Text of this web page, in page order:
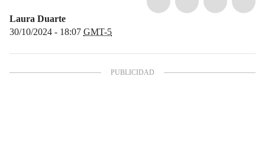
Laura Duarte
30/10/2024 - 18:07 GMT-5